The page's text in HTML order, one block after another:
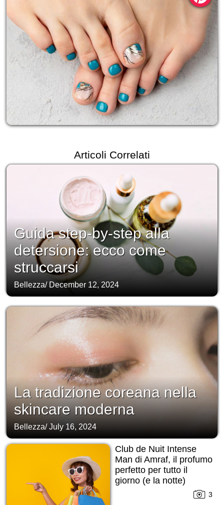
Articoli Correlati
Guida step-by-step alla
detersione: ecco come
struccarsi
Bellezza/ December 12, 2024
La tradizione coreana nella
skincare moderna
Bellezza/July 16, 2024
Club de Nuit Intense
Man di Amraf, il profumo
perfetto per tutto il
giorno (e la notte)
3